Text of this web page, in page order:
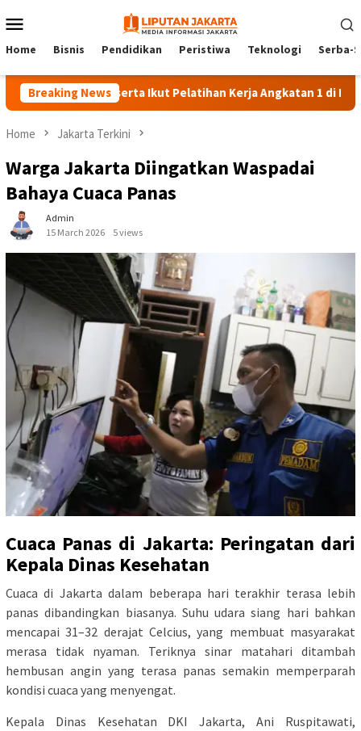
to
Menu
Home Bisnis Pendidikan Peristiwa Teknologi Serba-
Breaking News
140 Peserta Ikut Pelatihan Kerja Angkatan 1 di PPKD
Home Jakarta Terkini
Warga Jakarta Diingatkan Waspadai
Bahaya Cuaca Panas
Admin
15 March 2026
5 views
Cuaca Panas di Jakarta: Peringatan dari
Kepala Dinas Kesehatan
Cuaca di Jakarta dalam beberapa hari terakhir terasa lebih
panas dibandingkan biasanya. Suhu udara siang hari bahkan
mencapai 31–32 derajat Celcius, yang membuat masyarakat
merasa tidak nyaman. Teriknya sinar matahari ditambah
hembusan angin yang terasa panas semakin memperparah
kondisi cuaca yang menyengat.
Kepala Dinas Kesehatan DKI Jakarta, Ani Ruspitawati,